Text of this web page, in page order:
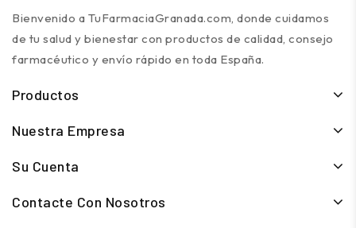
Bienvenido a TuFarmaciaGranada.com, donde cuidamos
de tu salud y bienestar con productos de calidad, consejo
farmacéutico y envío rápido en toda España.
Productos
Nuestra Empresa
Su Cuenta
Contacte Con Nosotros